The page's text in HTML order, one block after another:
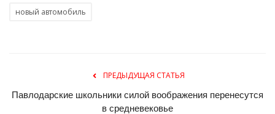
новый автомобиль
ПРЕДЫДУЩАЯ СТАТЬЯ
Павлодарские школьники силой воображения перенесутся
в средневековье